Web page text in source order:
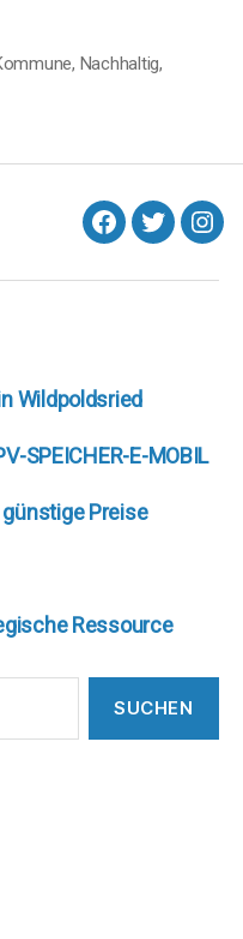
, Nachhaltig,
facebook
Twitter
Wildpoldsried
SPEICHER-E-MOBIL
Preise
Ressource